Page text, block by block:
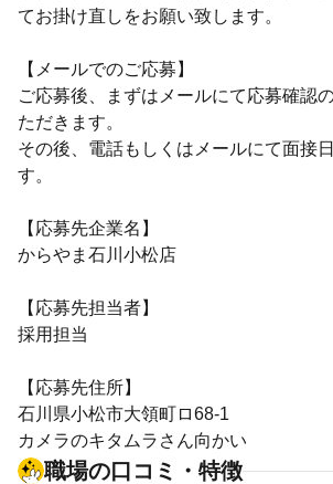
てお掛け直しをお願い致します。
【メールでのご応募】
ご応募後、まずはメールにて応募確認
ただきます。
その後、電話もしくはメールにて面接
す。
【応募先企業名】
からやま石川小松店
【応募先担当者】
採用担当
【応募先住所】
石川県小松市大領町ロ68-1
カメラのキタムラさん向かい
職場の口コミ・特徴